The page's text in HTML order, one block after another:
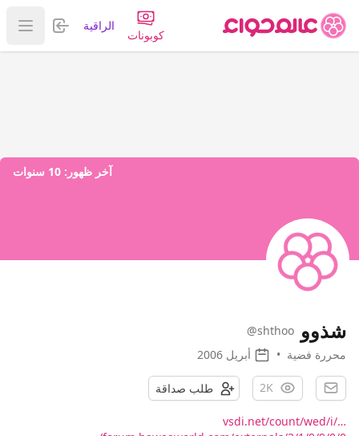
كوبونات
الراقية تسجيل
عرض
آخر ظهور: 10 سنوات
شذوو @shthoo
محررة فضية • أبريل 2006
2K طلب صداقة
vsdi.net/count/wed/i/…